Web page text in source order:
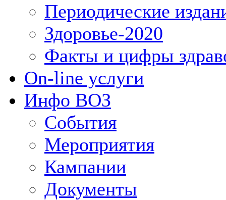
Периодические
Здоровье-2020
Факты и цифры
On-line услуги
Инфо ВОЗ
События
Мероприятия
Кампании
Документы